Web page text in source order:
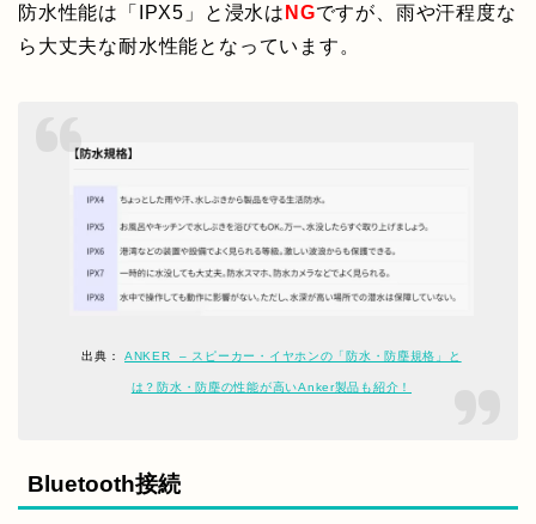
防水性能は「IPX5」と浸水は NGですが、雨や汗程度な
ら大丈夫な耐水性能となっています。
出典：ANKER – スピーカー・イヤホンの「防水・防塵規格」と
は？防水・防塵の性能が高いAnker製品も紹介！
Bluetooth接続